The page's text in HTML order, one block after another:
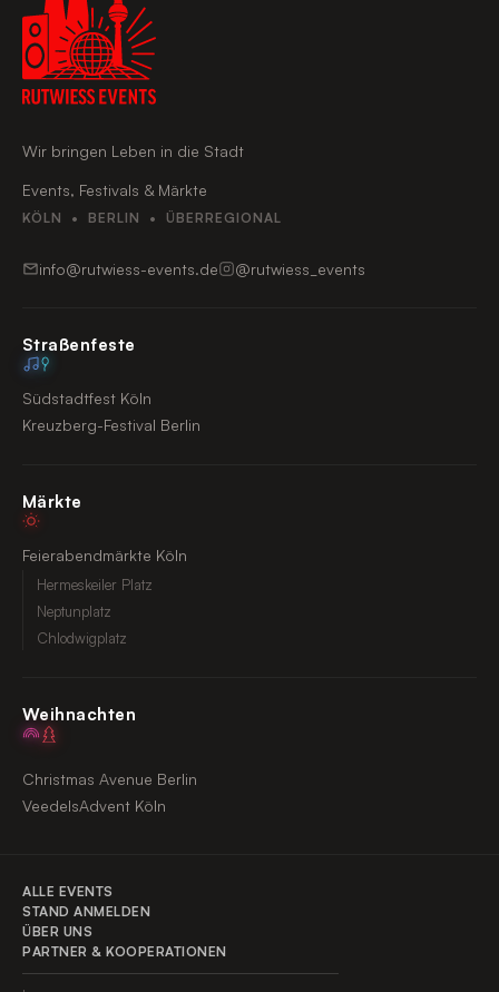
Wir bringen Leben in die Stadt
Events, Festivals & Märkte
KÖLN • BERLIN • ÜBERREGIONAL
info@rutwiess-events.de @rutwiess_events
Straßenfeste
Südstadtfest Köln
Kreuzberg-Festival Berlin
Märkte
Feierabendmärkte Köln
Hermeskeiler Platz
Neptunplatz
Chlodwigplatz
Weihnachten
Christmas Avenue Berlin
VeedelsAdvent Köln
ALLE EVENTS
STAND ANMELDEN
ÜBER UNS
PARTNER & KOOPERATIONEN